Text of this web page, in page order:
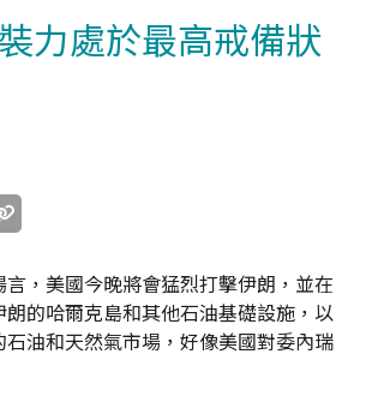
力處於最高戒備狀
，美國今晚將會猛烈打擊伊朗，並在
的哈爾克島和其他石油基礎設施，以
油和天然氣市場，好像美國對委內瑞